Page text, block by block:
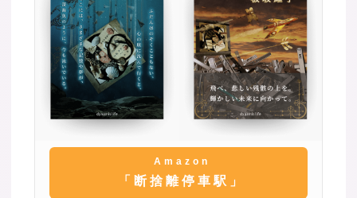
Amazon
「断捨離停車駅」